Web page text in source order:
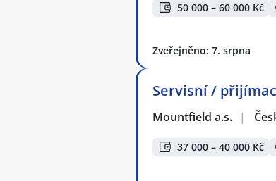
50 000 – 60 000 Kč
Zveřejněno: 7. srpna
Servisní /
Mountfield a.s. |
37 000 – 40 000 Kč